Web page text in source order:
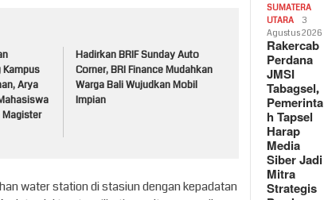
Arya
Hadirkan BRIF Sunday Auto
Corner, BRI Finance Mudahkan
Warga Bali Wujudkan Mobil
Impian
water station di stasiun dengan kepadatan
SUMATERA
UTARA
3
Agustus 2026
Rakercab
Perdana
JMSI
Tabagsel,
Pemerinta
h Tapsel
Harap
Media
Siber Jadi
Mitra
Strategis